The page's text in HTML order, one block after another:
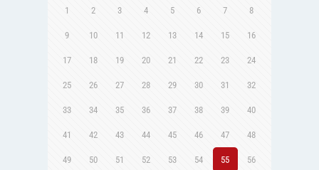
1 2 3 4 5 6 7 8
9 10 11 12 13 14 15 16
17 18 19 20 21 22 23 24
25 26 27 28 29 30 31 32
33 34 35 36 37 38 39 40
41 42 43 44 45 46 47 48
49 50 51 52 53 54 55 56